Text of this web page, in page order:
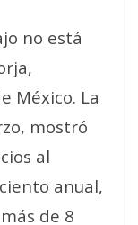
no está
México. La
mostró
al
anual,
de 8